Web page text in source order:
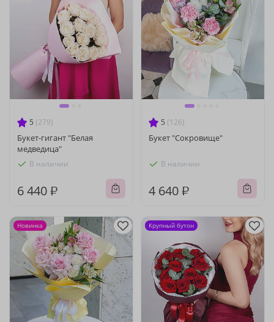
5 (279)
Букет-гигант "Белая
медведица"
В наличии
6 440 ₽
5 (126)
Букет "Сокровище"
В наличии
4 640 ₽
Новинка Крупный бутон